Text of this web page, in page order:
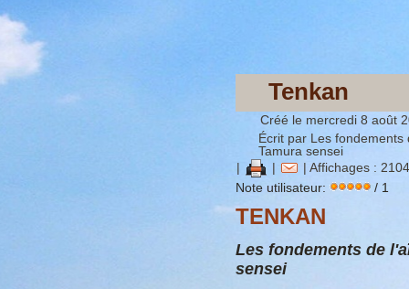
Tenkan
Créé le mercredi 8 août
Écrit par Les
Tamura sensei
|
|
| Affichages :
Note utilisateur:
/ 1
TENKAN
Les fondements de
sensei